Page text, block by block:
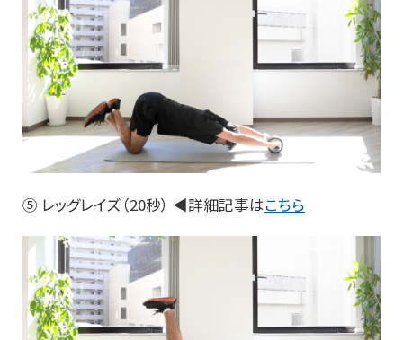
⑤ レッグレイズ（20秒） ◀詳細記事はこちら